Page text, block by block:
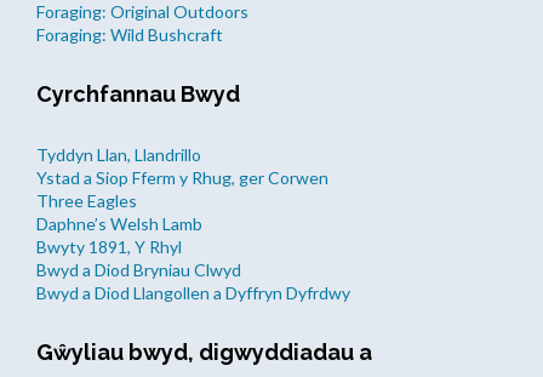
Foraging: Original Outdoors
Foraging: Wild Bushcraft
Cyrchfannau Bwyd
Tyddyn Llan, Llandrillo
Ystad a Siop Fferm y Rhug, ger Corwen
Three Eagles
Daphne’s Welsh Lamb
Bwyty 1891, Y Rhyl
Bwyd a Diod Bryniau Clwyd
Bwyd a Diod Llangollen a Dyffryn Dyfrdwy
Gŵyliau bwyd, digwyddiadau a